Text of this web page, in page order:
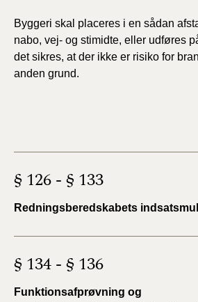
Byggeri skal placeres i en sådan
nabo, vej- og stimidte, eller udføres
det sikres, at der ikke er risiko for
anden grund.
§ 126 - § 133
Redningsberedskabets
§ 134 - § 136
Funktionsafprøvning og